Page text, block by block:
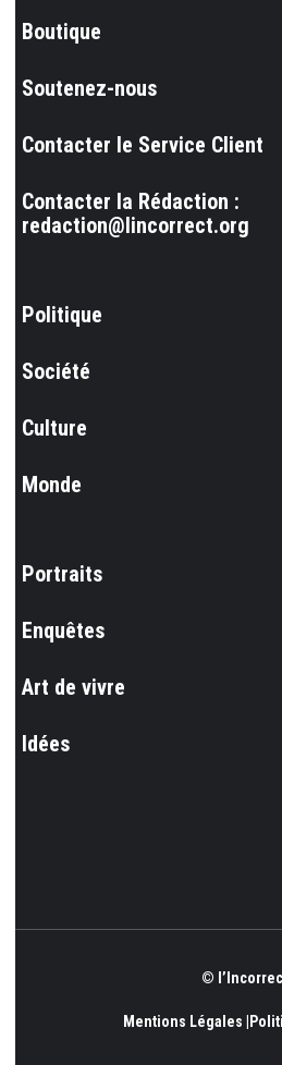
Boutique
Soutenez-nous
Contacter le Service Client
Contacter la Rédaction :
redaction@lincorrect.org
Politique
Société
Culture
Monde
Portraits
Enquêtes
Art de vivre
Idées
©
Mentions Légales |